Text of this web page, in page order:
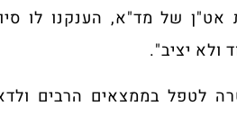
של מד"א, הענקנו לו
ולא יציב".
לטפל בממצאים הרבים